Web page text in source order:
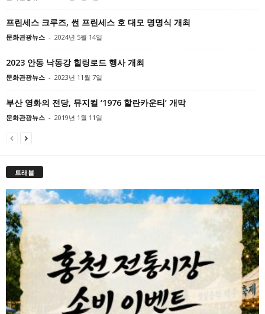
프린세스 크루즈, 썬 프린세스 호 대모 명명식 개최
문화관광뉴스 - 2024년 5월 14일
2023 안동 낙동강 힐링로드 행사 개최
문화관광뉴스 - 2023년 11월 7일
부산 영화의 전당, 뮤지컬 ‘1976 할란카운티’ 개막
문화관광뉴스 - 2019년 1월 11일
트래블